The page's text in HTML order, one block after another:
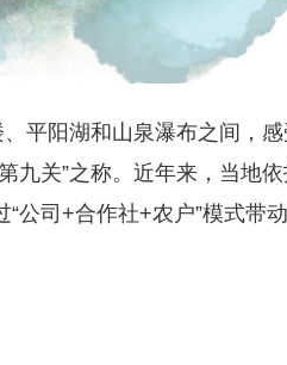
平阳湖和山泉瀑布之间，感
九关”之称。近年来，当地
公司+合作社+农户”模式带